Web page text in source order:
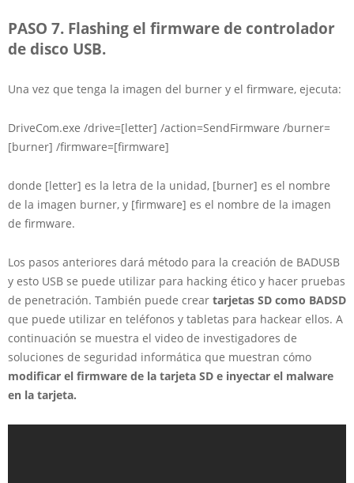
PASO 7. Flashing el firmware de controlador
de disco USB.
Una vez que tenga la imagen del burner y el firmware, ejecuta:
DriveCom.exe /drive=[letter] /action=SendFirmware /burner=
[burner] /firmware=[firmware]
donde [letter] es la letra de la unidad, [burner] es el nombre
de la imagen burner, y [firmware] es el nombre de la imagen
de firmware.
Los pasos anteriores dará método para la creación de BADUSB
y esto USB se puede utilizar para hacking ético y hacer pruebas
de penetración. También puede crear tarjetas SD como BADSD
que puede utilizar en teléfonos y tabletas para hackear ellos. A
continuación se muestra el video de investigadores de
soluciones de seguridad informática que muestran cómo
modificar el firmware de la tarjeta SD e inyectar el malware
en la tarjeta.